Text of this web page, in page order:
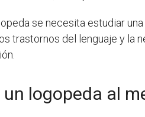
se necesita estudiar
trastornos del lenguaje y la
logopeda al